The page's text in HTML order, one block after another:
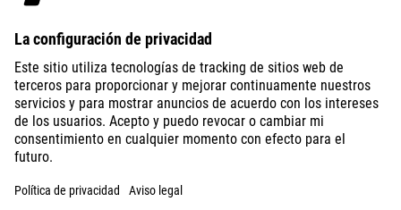
ABOUT US
EXPLORE